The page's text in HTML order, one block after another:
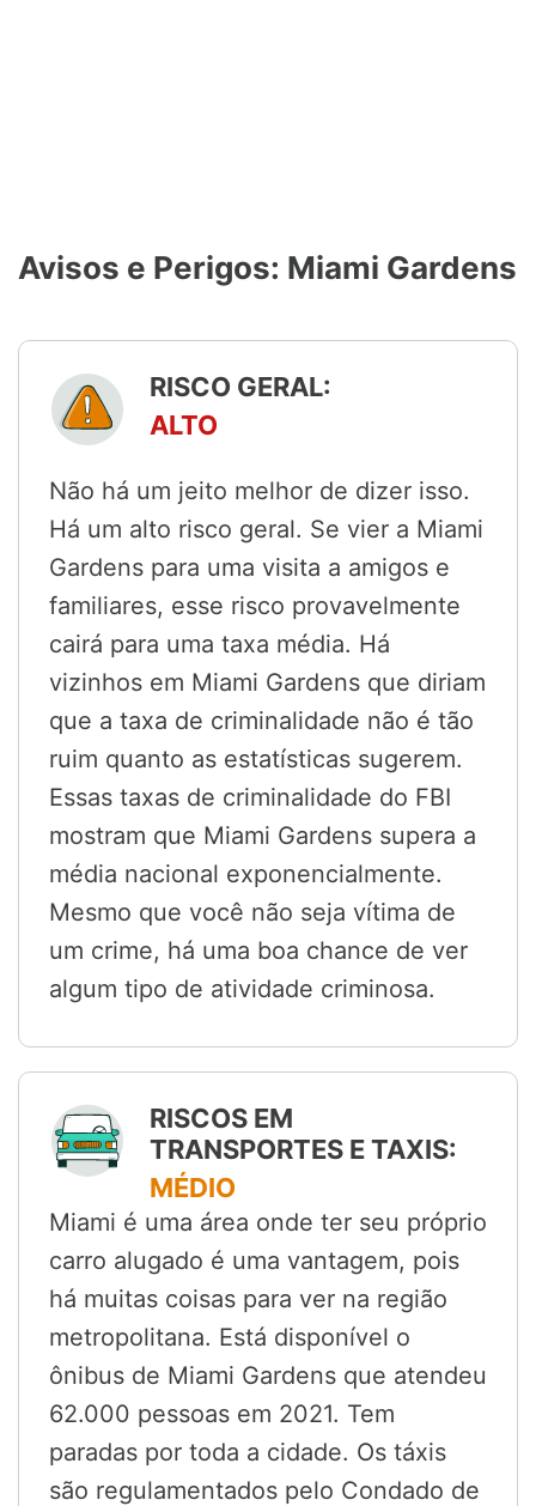
Avisos e Perigos: Miami Gardens
RISCO GERAL:
ALTO
Não há um jeito melhor de dizer isso.
Há um alto risco geral. Se vier a Miami
Gardens para uma visita a amigos e
familiares, esse risco provavelmente
cairá para uma taxa média. Há
vizinhos em Miami Gardens que diriam
que a taxa de criminalidade não é tão
ruim quanto as estatísticas sugerem.
Essas taxas de criminalidade do FBI
mostram que Miami Gardens supera a
média nacional exponencialmente.
Mesmo que você não seja vítima de
um crime, há uma boa chance de ver
algum tipo de atividade criminosa.
RISCOS EM
TRANSPORTES E TAXIS:
MÉDIO
Miami é uma área onde ter seu próprio
carro alugado é uma vantagem, pois
há muitas coisas para ver na região
metropolitana. Está disponível o
ônibus de Miami Gardens que atendeu
62.000 pessoas em 2021. Tem
paradas por toda a cidade. Os táxis
são regulamentados pelo Condado de